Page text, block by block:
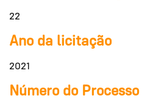
22
Ano da licitação
2021
Número do Processo